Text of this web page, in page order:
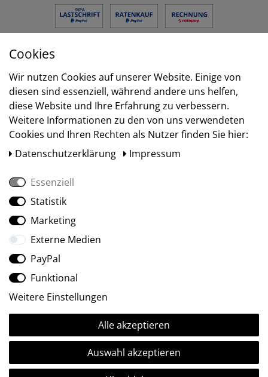
Versand
Social Media
Ⓒ2009-2026 ARTland GmbH • Alle Rechte vorbehalten.
Cookies
Wir nutzen Cookies auf unserer Website. Einige von
diesen sind essenziell, während andere uns helfen,
diese Website und Ihre Erfahrung zu verbessern.
Weitere Informationen zu den von uns verwendeten
Cookies und Ihren Rechten als Nutzer finden Sie hier:
Daten­schutz­erklärung
Impressum
Essenziell
Statistik
Marketing
Externe Medien
PayPal
Funktional
Weitere Einstellungen
Alle akzeptieren
Auswahl akzeptieren